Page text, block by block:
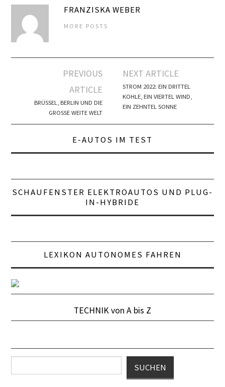
FRANZISKA WEBER
MORE POSTS
Navigation
PREVIOUS
ARTICLE
BRÜSSEL, BERLIN UND DIE
GROSSE WEITE WELT
NEXT ARTICLE
STROM 2022: EIN DRITTEL
KOHLE, EIN VIERTEL WIND,
EIN ZEHNTEL SONNE
E-AUTOS IM TEST
SCHAUFENSTER ELEKTROAUTOS UND PLUG-
IN-HYBRIDE
LEXIKON AUTONOMES FAHREN
TECHNIK von A bis Z
SUCHEN